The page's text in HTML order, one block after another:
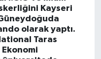
Kayseri
olarak yaptı.
Taras